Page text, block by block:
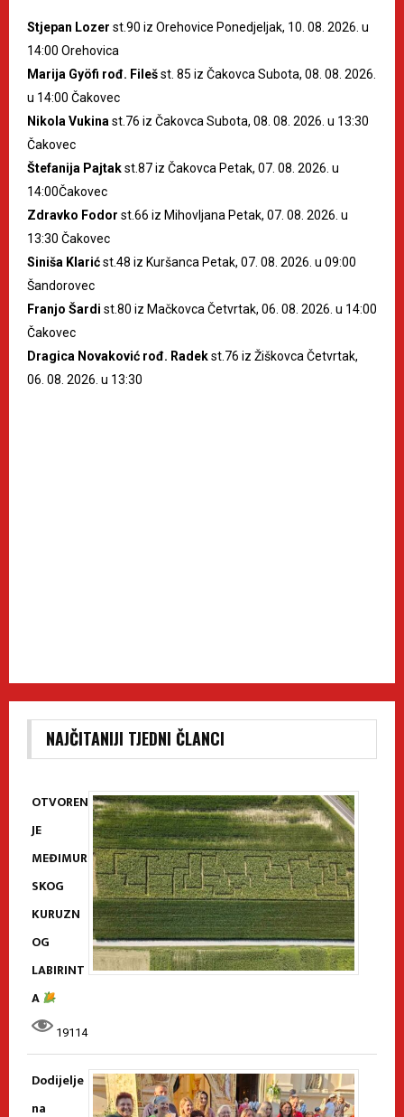
Stjepan Lozer st.90 iz Orehovice Ponedjeljak, 10. 08. 2026. u
14:00 Orehovica
Marija Gyöfi rođ. Filešst. 85 iz Čakovca Subota, 08. 08. 2026.
u 14:00 Čakovec
Nikola Vukinast.76 iz Čakovca Subota, 08. 08. 2026. u 13:30
Čakovec
Štefanija Pajtakst.87 iz Čakovca Petak, 07. 08. 2026. u
14:00Čakovec
Zdravko Fodor st.66 iz Mihovljana Petak, 07. 08. 2026. u
13:30 Čakovec
Siniša Klarićst.48 iz Kuršanca Petak, 07. 08. 2026. u 09:00
Šandorovec
Franjo Šardi st.80 iz Mačkovca Četvrtak, 06. 08. 2026. u 14:00
Čakovec
Dragica Novaković rođ. Radekst.76 iz Žiškovca Četvrtak,
06. 08. 2026. u 13:30
NAJČITANIJI TJEDNI ČLANCI
OTVOREN
JE
MEĐIMUR
SKOG
KURUZN
OG
LABIRINT
A
19114
Dodijelje
na